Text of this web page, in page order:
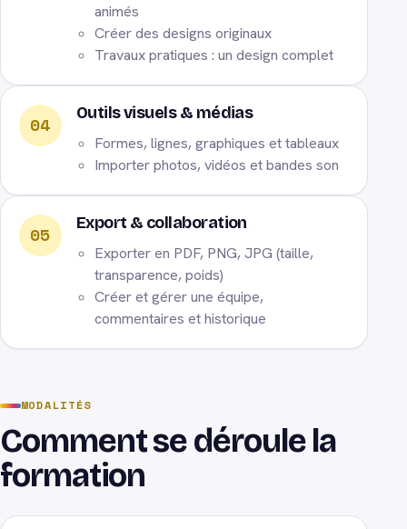
animés
Créer des designs originaux
Travaux pratiques : un design complet
04
Outils visuels & médias
Formes, lignes, graphiques et tableaux
Importer photos, vidéos et bandes son
05
Export & collaboration
Exporter en PDF, PNG, JPG (taille,
transparence, poids)
Créer et gérer une équipe,
commentaires et historique
MODALITÉS
Comment se déroule la
formation